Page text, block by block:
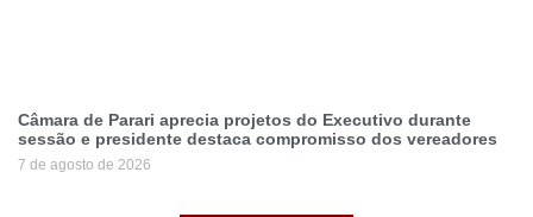
Câmara de Parari aprecia projetos do Executivo durante
sessão e presidente destaca compromisso dos vereadores
7 de agosto de 2026